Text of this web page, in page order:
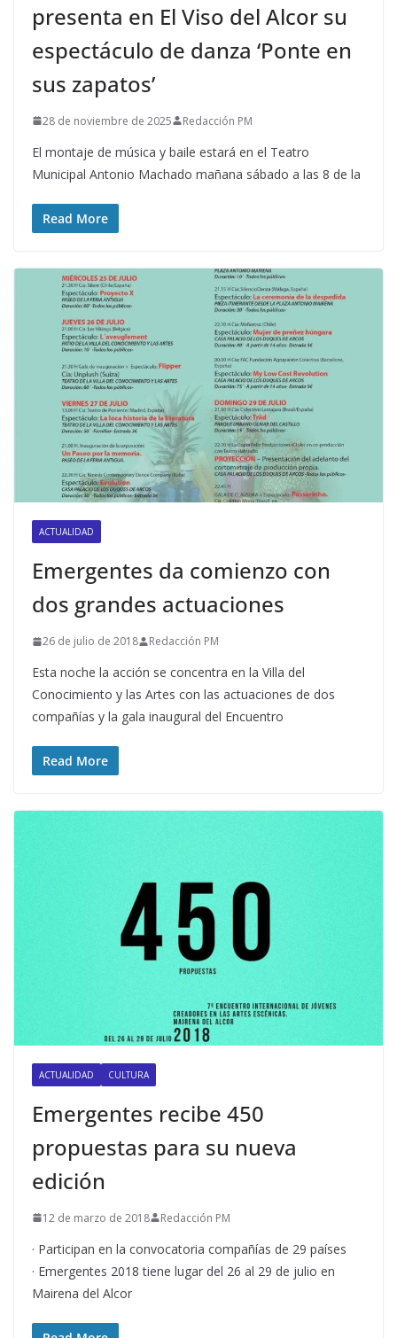
presenta en El Viso del Alcor su
espectáculo de danza ‘Ponte en
sus zapatos’
28 de noviembre de 2025 Redacción PM
El montaje de música y baile estará en el Teatro
Municipal Antonio Machado mañana sábado a las 8 de la
Read More
ACTUALIDAD
Emergentes da comienzo con
dos grandes actuaciones
26 de julio de 2018 Redacción PM
Esta noche la acción se concentra en la Villa del
Conocimiento y las Artes con las actuaciones de dos
compañías y la gala inaugural del Encuentro
Read More
ACTUALIDAD CULTURA
Emergentes recibe 450
propuestas para su nueva
edición
12 de marzo de 2018 Redacción PM
· Participan en la convocatoria compañías de 29 países
· Emergentes 2018 tiene lugar del 26 al 29 de julio en
Mairena del Alcor